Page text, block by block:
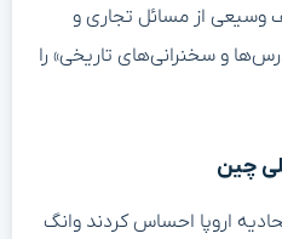
وسیعی از مسائل تجاری و
و سخنرانی‌های تاریخی» را
چین
اروپا احساس کردند وانگ